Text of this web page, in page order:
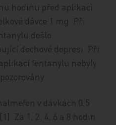
hodinu před aplikací
dávce 1 mg. Při
došlo
dechové depresi. Při
fentanylu nebyly
v dávkách 0,5
Za 1, 2, 4, 6 a 8 hodin